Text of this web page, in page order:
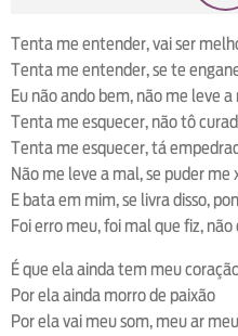
Tenta me entender, vai ser
Tenta me entender, se te
Eu não ando bem, não me leve
Tenta me esquecer, não tô
Tenta me esquecer, tá
Não me leve a mal, se puder me
E bata em mim, se livra disso,
Foi erro meu, foi mal que fiz,
É que ela ainda tem meu
Por ela ainda morro de paixão
Por ela vai meu som, meu ar